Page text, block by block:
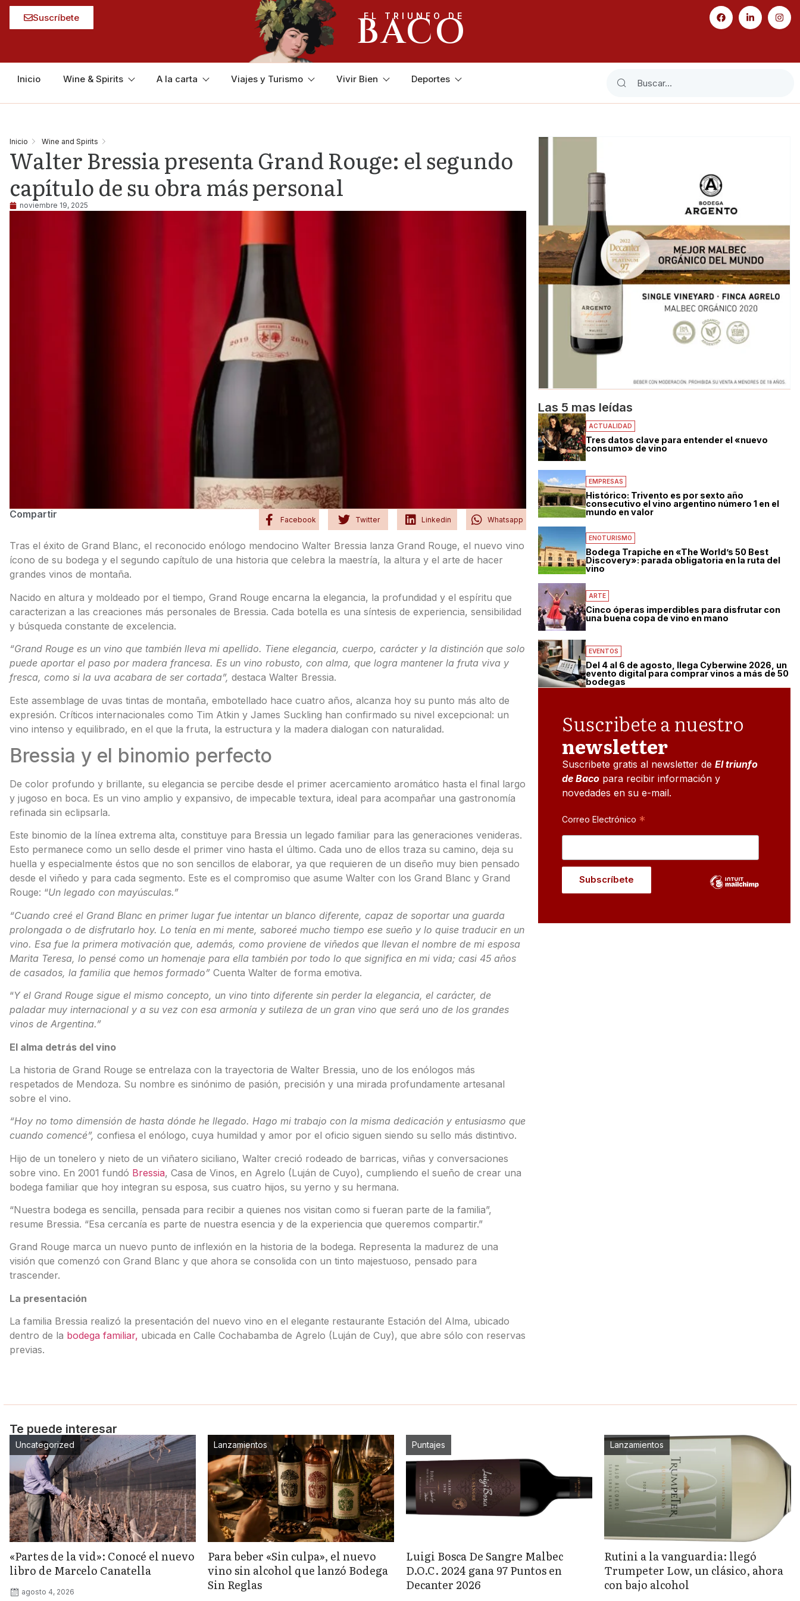
Suscríbete EL TRIUNFO DE
BACO
Inicio Wine & Spirits A la carta Viajes y Turismo Vivir Bien Deportes
Inicio Wine and Spirits
Walter Bressia presenta Grand Rouge: el segundo
capítulo de su obra más personal
noviembre 19, 2025
Compartir Facebook Twitter Linkedin Whatsapp
Tras el éxito de Grand Blanc, el reconocido enólogo mendocino Walter Bressia lanza Grand Rouge, el nuevo vino
ícono de su bodega y el segundo capítulo de una historia que celebra la maestría, la altura y el arte de hacer
grandes vinos de montaña.
Nacido en altura y moldeado por el tiempo, Grand Rouge encarna la elegancia, la profundidad y el espíritu que
caracterizan a las creaciones más personales de Bressia. Cada botella es una síntesis de experiencia, sensibilidad
y búsqueda constante de excelencia.
“Grand Rouge es un vino que también lleva mi apellido. Tiene elegancia, cuerpo, carácter y la distinción que solo
puede aportar el paso por madera francesa. Es un vino robusto, con alma, que logra mantener la fruta viva y
fresca, como si la uva acabara de ser cortada”, destaca Walter Bressia.
Este assemblage de uvas tintas de montaña, embotellado hace cuatro años, alcanza hoy su punto más alto de
expresión. Críticos internacionales como Tim Atkin y James Suckling han confirmado su nivel excepcional: un
vino intenso y equilibrado, en el que la fruta, la estructura y la madera dialogan con naturalidad.
Bressia y el binomio perfecto
De color profundo y brillante, su elegancia se percibe desde el primer acercamiento aromático hasta el final largo
y jugoso en boca. Es un vino amplio y expansivo, de impecable textura, ideal para acompañar una gastronomía
refinada sin eclipsarla.
Este binomio de la línea extrema alta, constituye para Bressia un legado familiar para las generaciones venideras.
Esto permanece como un sello desde el primer vino hasta el último. Cada uno de ellos traza su camino, deja su
huella y especialmente éstos que no son sencillos de elaborar, ya que requieren de un diseño muy bien pensado
desde el viñedo y para cada segmento. Este es el compromiso que asume Walter con los Grand Blanc y Grand
Rouge: “Un legado con mayúsculas.”
“Cuando creé el Grand Blanc en primer lugar fue intentar un blanco diferente, capaz de soportar una guarda
prolongada o de disfrutarlo hoy. Lo tenía en mi mente, saboreé mucho tiempo ese sueño y lo quise traducir en un
vino. Esa fue la primera motivación que, además, como proviene de viñedos que llevan el nombre de mi esposa
Marita Teresa, lo pensé como un homenaje para ella también por todo lo que significa en mi vida; casi 45 años
de casados, la familia que hemos formado” Cuenta Walter de forma emotiva.
“Y el Grand Rouge sigue el mismo concepto, un vino tinto diferente sin perder la elegancia, el carácter, de
paladar muy internacional y a su vez con esa armonía y sutileza de un gran vino que será uno de los grandes
vinos de Argentina.”
El alma detrás del vino
La historia de Grand Rouge se entrelaza con la trayectoria de Walter Bressia, uno de los enólogos más
respetados de Mendoza. Su nombre es sinónimo de pasión, precisión y una mirada profundamente artesanal
sobre el vino.
“Hoy no tomo dimensión de hasta dónde he llegado. Hago mi trabajo con la misma dedicación y entusiasmo que
cuando comencé”, confiesa el enólogo, cuya humildad y amor por el oficio siguen siendo su sello más distintivo.
Hijo de un tonelero y nieto de un viñatero siciliano, Walter creció rodeado de barricas, viñas y conversaciones
sobre vino. En 2001 fundó Bressia, Casa de Vinos, en Agrelo (Luján de Cuyo), cumpliendo el sueño de crear una
bodega familiar que hoy integran su esposa, sus cuatro hijos, su yerno y su hermana.
“Nuestra bodega es sencilla, pensada para recibir a quienes nos visitan como si fueran parte de la familia”,
resume Bressia. “Esa cercanía es parte de nuestra esencia y de la experiencia que queremos compartir.”
Grand Rouge marca un nuevo punto de inflexión en la historia de la bodega. Representa la madurez de una
visión que comenzó con Grand Blanc y que ahora se consolida con un tinto majestuoso, pensado para
trascender.
La presentación
La familia Bressia realizó la presentación del nuevo vino en el elegante restaurante Estación del Alma, ubicado
dentro de la bodega familiar, ubicada en Calle Cochabamba de Agrelo (Luján de Cuy), que abre sólo con reservas
previas.
Las 5 mas leídas
ACTUALIDAD
Tres datos clave para entender el «nuevo
consumo» de vino
EMPRESAS
Histórico: Trivento es por sexto año
consecutivo el vino argentino número 1 en el
mundo en valor
ENOTURISMO
Bodega Trapiche en «The World’s 50 Best
Discovery»: parada obligatoria en la ruta del
vino
ARTE
Cinco óperas imperdibles para disfrutar con
una buena copa de vino en mano
EVENTOS
Del 4 al 6 de agosto, llega Cyberwine 2026, un
evento digital para comprar vinos a más de 50
bodegas
Suscribete a nuestro
newsletter
Suscribete gratis al newsletter deEl triunfo
de Baco para recibir información y
novedades en su e-mail.
Correo Electrónico *
Te puede interesar
Uncategorized
«Partes de la vid»: Conocé el nuevo
libro de Marcelo Canatella
agosto 4, 2026
Lanzamientos
Para beber «Sin culpa», el nuevo
vino sin alcohol que lanzó Bodega
Sin Reglas
Puntajes
Luigi Bosca De Sangre Malbec
D.O.C. 2024 gana 97 Puntos en
Decanter 2026
Lanzamientos
Rutini a la vanguardia: llegó
Trumpeter Low, un clásico, ahora
con bajo alcohol